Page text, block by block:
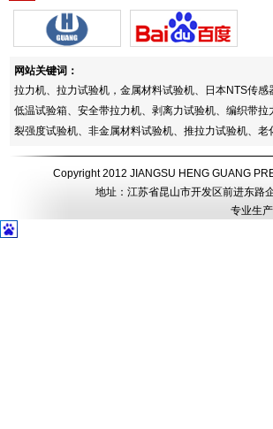
网站关键词：
拉力机、拉力试验机，金属材料试验机、日本NTS传
低温试验箱、安全带拉力机、剥离力试验机、编织带
裂强度试验机、非金属材料试验机、推拉力试验机、老
Copyright 2012 JIANGSU HENG GUANG
地址：江苏省昆山市开发区前进东
专业生